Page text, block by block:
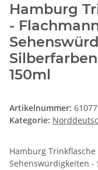
Hamburg
-
150ml
Artikelnummer: 61077
Kategorie:
Hamburg
Sehenswürdigkeiten -